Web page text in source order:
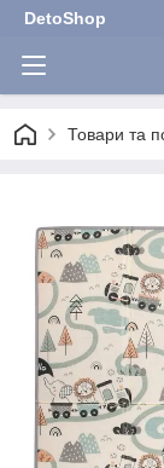
DetoShop
Товари та